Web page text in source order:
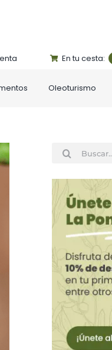
En tu cesta:
Oleoturismo
Buscar: